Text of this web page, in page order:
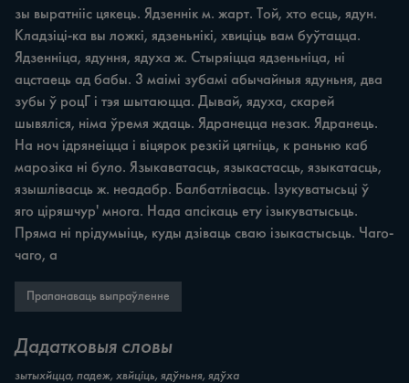
зы выратнііс цякець. Ядзеннік м. жарт. Той, хто есць, ядун.
Кладзіці-ка вы ложкі, ядзеньнікі, хвиціць вам буўтацца.
Ядзенніца, ядуння, ядуха ж. Стыряіцца ядзеньніца, ні
ацстаець ад бабы. 3 маімі зубамі абычайныя ядуньня, два
зубы ў роцГ i тэя шытаюцца. Дывай, ядуха, скарей
шывяліся, німа ўремя ждаць. Ядранецца незак. Ядранець.
На ноч ідрянеіцца i віцярок резкій цягніць, к раньню каб
марозіка ні було. Языкаватасць, языкастасць, языкатасць,
язышлівасць ж. неадабр. Балбатлівасць. Ізукуватысьці ў
яго ціряшчур' многа. Нада апсікаць ету ізыкуватысьць.
Пряма ні npiдумыіць, куды дзіваць сваю ізыкастысьць. Чаго-
чаго, а
Прапанаваць выпраўленне
Дадатковыя словы
зытыхйцца, падеж, хвйціць, ядўньня, ядўха